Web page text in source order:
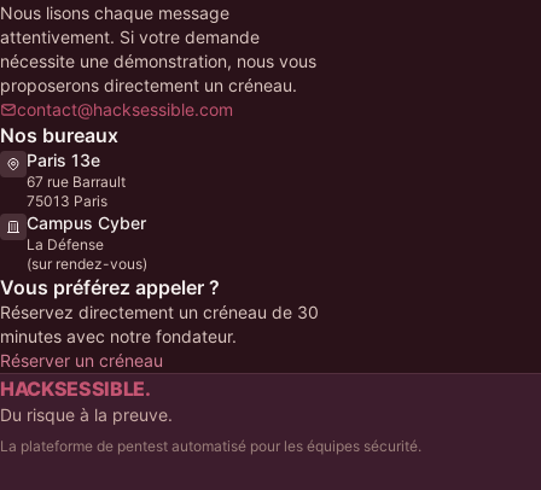
Nous lisons chaque message
attentivement. Si votre demande
nécessite une démonstration, nous vous
proposerons directement un créneau.
contact@hacksessible.com
Nos bureaux
Paris 13e
67 rue Barrault
75013 Paris
Campus Cyber
La Défense
(sur rendez-vous)
Vous préférez appeler ?
Réservez directement un créneau de 30
minutes avec notre fondateur.
Réserver un créneau
HACKSESSIBLE.
Du risque à la preuve.
La plateforme de pentest automatisé pour les équipes sécurité.